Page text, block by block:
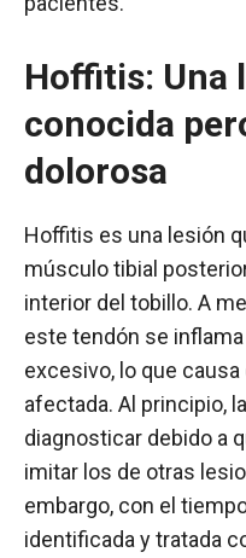
Hoffitis: Una
conocida
dolorosa
Hoffitis es una lesión
músculo tibial
interior del tobillo. A
este tendón se
excesivo, lo que
afectada. Al principio,
diagnosticar debido a
imitar los de otras
embargo, con el
identificada y tratada